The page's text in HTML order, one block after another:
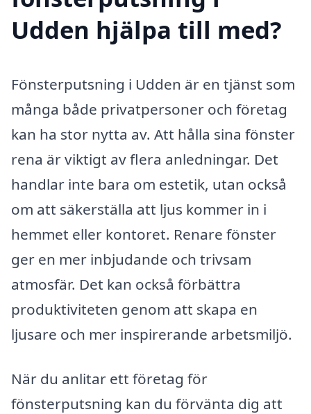
Udden hjälpa till med?
Fönsterputsning i Udden är en tjänst som
många både privatpersoner och företag
kan ha stor nytta av. Att hålla sina fönster
rena är viktigt av flera anledningar. Det
handlar inte bara om estetik, utan också
om att säkerställa att ljus kommer in i
hemmet eller kontoret. Renare fönster
ger en mer inbjudande och trivsam
atmosfär. Det kan också förbättra
produktiviteten genom att skapa en
ljusare och mer inspirerande arbetsmiljö.
När du anlitar ett företag för
fönsterputsning kan du förvänta dig att